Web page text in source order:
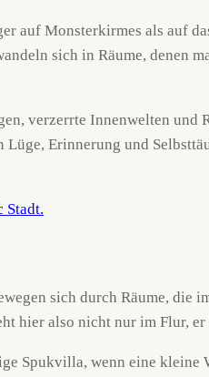
auf Monsterkirmes als auf
sich in Räume, denen
verzerrte Innenwelten und
Lüge, Erinnerung und
sich durch Räume, die
hier also nicht nur im Flur,
Spukvilla, wenn eine kleine